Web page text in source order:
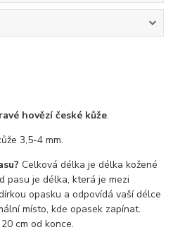
hovězí české kůže.
3,5-4 mm.
Celková délka je délka kožené
pasu je délka, která je mezi
opasku a odpovídá vaší délce
místo, kde opasek zapínat.
cm od konce.